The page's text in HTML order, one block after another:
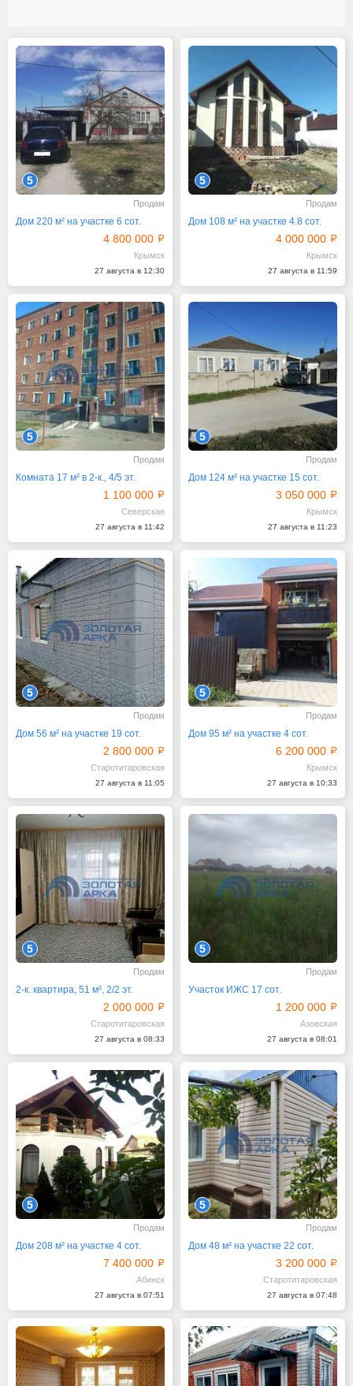
5
Продам
Дом 220 м² на участке 6 сот.
4 800 000
Крымск
27 августа в 12:30
5
Продам
Дом 108 м² на участке 4.8 сот.
4 000 000
Крымск
27 августа в 11:59
5
Продам
Комната 17 м² в 2-к., 4/5 эт.
1 100 000
Северская
27 августа в 11:42
5
Продам
Дом 124 м² на участке 15 сот.
3 050 000
Крымск
27 августа в 11:23
5
Продам
Дом 56 м² на участке 19 сот.
2 800 000
Старотитаровская
27 августа в 11:05
5
Продам
Дом 95 м² на участке 4 сот.
6 200 000
Крымск
27 августа в 10:33
5
Продам
2-к. квартира, 51 м², 2/2 эт.
2 000 000
Старотитаровская
27 августа в 08:33
5
Продам
Участок ИЖС 17 сот.
1 200 000
Азовская
27 августа в 08:01
5
Продам
Дом 208 м² на участке 4 сот.
7 400 000
Абинск
27 августа в 07:51
5
Продам
Дом 48 м² на участке 22 сот.
3 200 000
Старотитаровская
27 августа в 07:48